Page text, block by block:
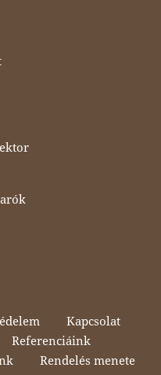
Kapcsolat
Referenciáink
Rendelés menete